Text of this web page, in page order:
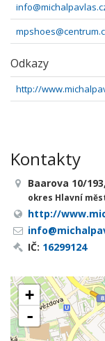
Odkazy
http://
Kontakty
Baarova 10/
okres Hlavní
http://
IČ: 16299124
+
-